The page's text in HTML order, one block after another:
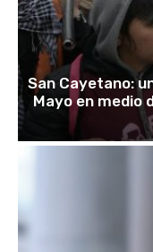
San Cayetano:
Mayo en medio